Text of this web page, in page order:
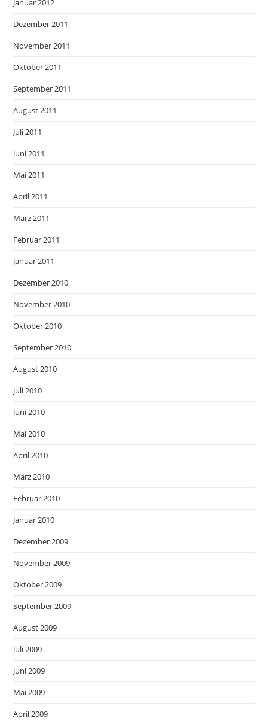
Januar 2012
Dezember 2011
November 2011
Oktober 2011
September 2011
August 2011
Juli 2011
Juni 2011
Mai 2011
April 2011
März 2011
Februar 2011
Januar 2011
Dezember 2010
November 2010
Oktober 2010
September 2010
August 2010
Juli 2010
Juni 2010
Mai 2010
April 2010
März 2010
Februar 2010
Januar 2010
Dezember 2009
November 2009
Oktober 2009
September 2009
August 2009
Juli 2009
Juni 2009
Mai 2009
April 2009